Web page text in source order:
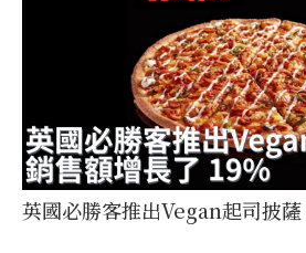
英國必勝客推出Vegan起司披